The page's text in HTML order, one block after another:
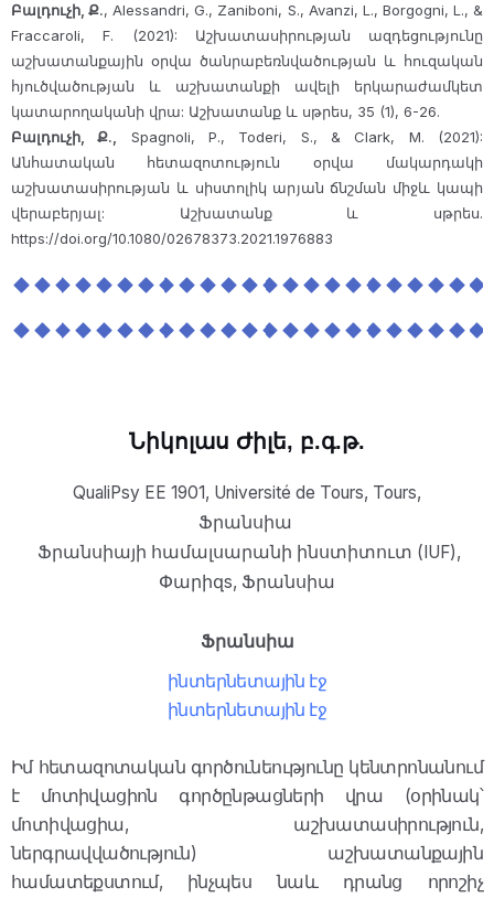
Բալդուչի, Ք., Alessandri, G., Zaniboni, S., Avanzi, L., Borgogni, L., &
Fraccaroli, F. (2021): Աշխատասիրության ազդեցությունը
աշխատանքային օրվա ծանրաբեռնվածության և հուզական
հյուծվածության և աշխատանքի ավելի երկարաժամկետ
կատարողականի վրա: Աշխատանք և սթրես, 35 (1), 6-26.
Բալդուչի, Ք., Spagnoli, P., Toderi, S., & Clark, M. (2021):
Անհատական հետազոտություն օրվա մակարդակի
աշխատասիրության և սիստոլիկ արյան ճնշման միջև կապի
վերաբերյալ: Աշխատանք և սթրես.
https://doi.org/10.1080/02678373.2021.1976883
Նիկոլաս Ժիլե, բ.գ.թ.
QualiPsy EE 1901, Université de Tours, Tours,
Ֆրանսիա
Ֆրանսիայի համալսարանի ինստիտուտ (IUF),
Փարիզs, Ֆրանսիա
Ֆրանսիա
ինտերնետային էջ
ինտերնետային էջ
Իմ հետազոտական գործունեությունը կենտրոնանում
է մոտիվացիոն գործընթացների վրա (օրինակ՝
մոտիվացիա, աշխատասիրություն,
ներգրավվածություն) աշխատանքային
համատեքստում, ինչպես նաև դրանց որոշիչ